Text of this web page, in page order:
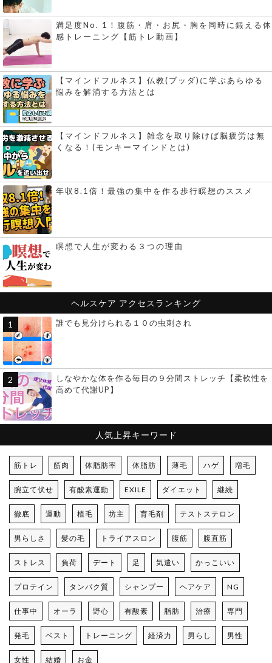
満足度No. 1！腹筋・肩・お尻・胸を同時に鍛える体
感トレーニング【筋トレ動画】
【マインドフルネス】仏教(ブッダ)に学ぶあらゆる
悩みを解消する方法とは
【マインドフルネス】雑念を取り除けば脳疲労は無
くなる！(モンキーマインドとは)
年収8.1倍！最強の集中を作る歩行瞑想のススメ
瞑想で人生が変わる３つの理由
ヘルスケア アクセスランキング
誰でも見分けられる１０の虫刺され
しなやかな体を作る毎日の９分間ストレッチ【柔軟性を
高めて代謝UP】
人気上昇キーワード
筋トレ 筋肉 体脂肪率 体脂肪 薄毛 ハゲ 増毛
腕立て伏せ 有酸素運動 EXILE ダイエット 継続
徹底 運動 植毛 坊主 育毛剤 テストステロン
男らしさ 髪の毛 トライアスロン 腹筋 腹直筋
ストレス 負荷 デート 足 気遣い かっこいい
プロテイン タンパク質 シャンプー ヘアケア NG
仕事中 オーラ 野心 有酸素 脂肪 治療 専門
発毛 ベスト トレーニング 経済力 男らし 男性
女性 結婚 お金